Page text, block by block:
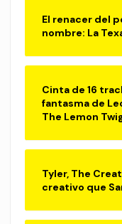
El renacer del
nombre: La
Cinta de 16
fantasma de
The Lemon
Tyler, The
creativo que